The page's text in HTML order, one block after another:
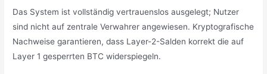
Das System ist vollständig vertrauenslos ausgelegt; Nutzer
sind nicht auf zentrale Verwahrer angewiesen. Kryptografische
Nachweise garantieren, dass Layer-2-Salden korrekt die auf
Layer 1 gesperrten BTC widerspiegeln.